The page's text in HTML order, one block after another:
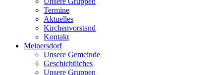
Termine
Aktuelles
Kirchenvorstand
Kontakt
Meinersdorf
Unsere Gemeinde
Geschichtliches
Unsere Gruppen